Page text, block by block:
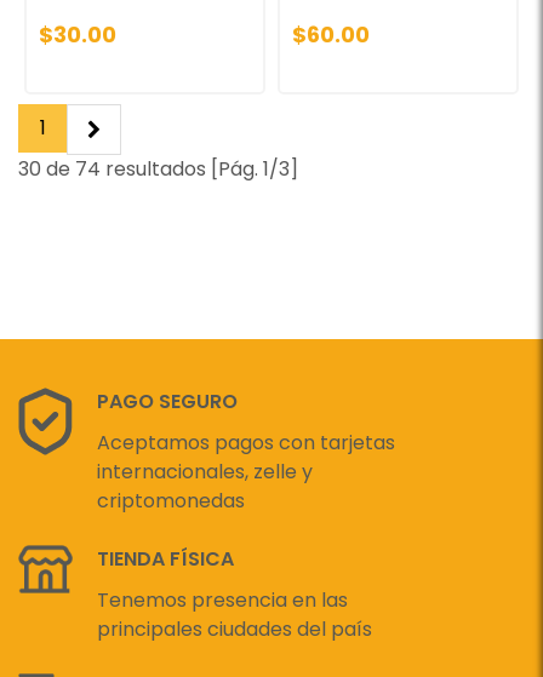
$30.00 $60.00
1
30 de 74 resultados [Pág. 1/3]
PAGO SEGURO
Aceptamos pagos con tarjetas
internacionales, zelle y
criptomonedas
TIENDA FÍSICA
Tenemos presencia en las
principales ciudades del país